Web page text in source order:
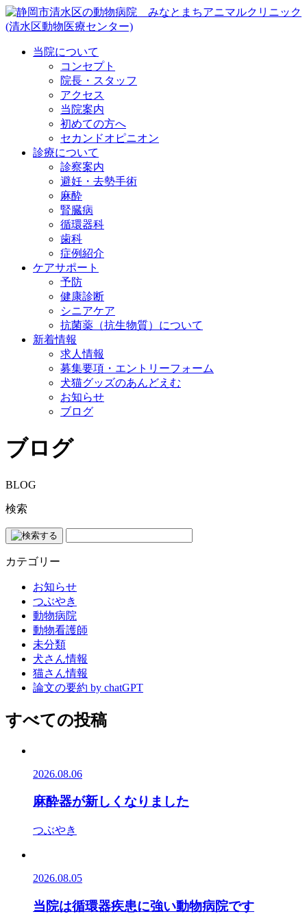
当院について
コンセプト
院長・スタッフ
アクセス
当院案内
初めての方へ
セカンドオピニオン
診療について
診察案内
避妊・去勢手術
麻酔
腎臓病
循環器科
歯科
症例紹介
ケアサポート
予防
健康診断
シニアケア
抗菌薬（抗生物質）について
新着情報
求人情報
募集要項・エントリーフォーム
犬猫グッズのあんどえむ
お知らせ
ブログ
ブログ
BLOG
検索
カテゴリー
お知らせ
つぶやき
動物病院
動物看護師
未分類
犬さん情報
猫さん情報
論文の要約 by chatGPT
すべての投稿
2026.08.06
麻酔器が新しくなりました
つぶやき
2026.08.05
当院は循環器疾患に強い動物病院です